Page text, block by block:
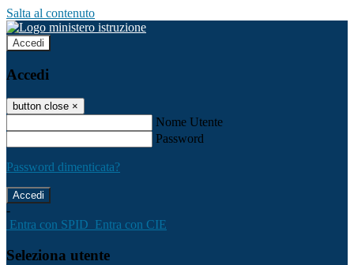
Salta al contenuto
Accedi
Accedi
button close ×
Nome Utente
Password
Password dimenticata?
-
Entra con SPID Entra con CIE
Seleziona utente